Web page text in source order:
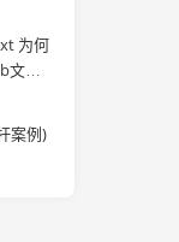
为何
文本
案例)